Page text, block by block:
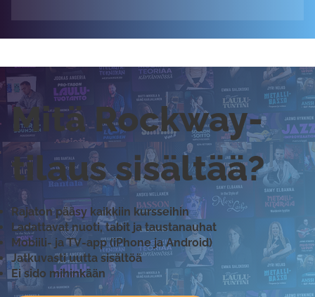
Mitä Rockway-
tilaus sisältää?
Rajaton pääsy kaikkiin kursseihin
Ladattavat nuoti, tabit ja taustanauhat
Mobiili- ja TV-app (iPhone ja Android)
Jatkuvasti uutta sisältöä
Ei sido mihinkään